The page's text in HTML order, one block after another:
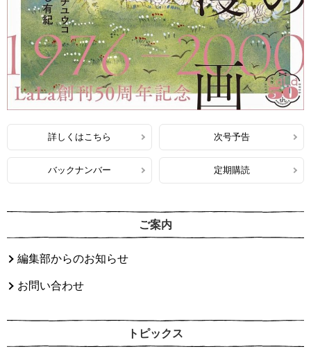
詳しくはこちら 次号予告
バックナンバー 定期購読
ご案内
編集部からのお知らせ
お問い合わせ
トピックス